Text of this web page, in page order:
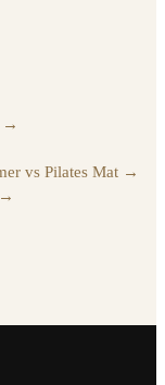
→
vs Pilates Mat →
→